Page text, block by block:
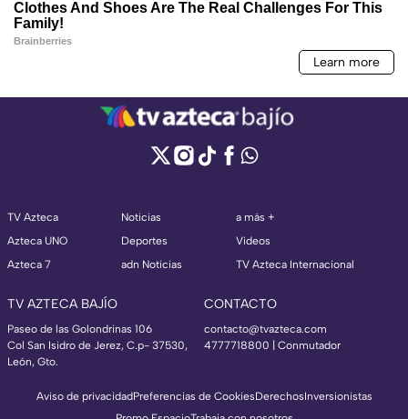
TV Azteca
Azteca UNO
Azteca 7
Noticias
Deportes
adn Noticias
a más +
Videos
TV Azteca Internacional
TV AZTECA BAJÍO
Paseo de las Golondrinas 106
Col San Isidro de Jerez, C.p- 37530,
León, Gto.
CONTACTO
contacto@tvazteca.com
4777718800 | Conmutador
Aviso de privacidadPreferencias de CookiesDerechosInversionistas